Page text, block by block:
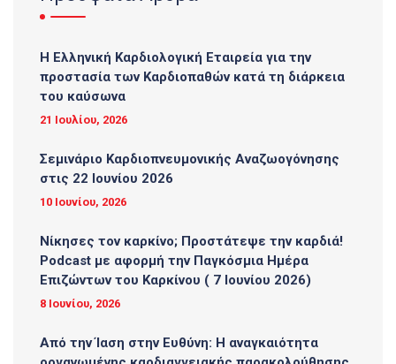
Η Ελληνική Καρδιολογική Εταιρεία για την
προστασία των Καρδιοπαθών κατά τη διάρκεια
του καύσωνα
21 Ιουλίου, 2026
Σεμινάριο Καρδιοπνευμονικής Αναζωογόνησης
στις 22 Ιουνίου 2026
10 Ιουνίου, 2026
Νίκησες τον καρκίνο; Προστάτεψε την καρδιά!
Podcast με αφορμή την Παγκόσμια Ημέρα
Επιζώντων του Καρκίνου ( 7 Ιουνίου 2026)
8 Ιουνίου, 2026
Από την Ίαση στην Ευθύνη: Η αναγκαιότητα